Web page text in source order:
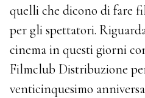
quelli che dicono di fare
per gli spettatori.
cinema in questi giorni
Filmclub Distribuzione
venticinquesimo